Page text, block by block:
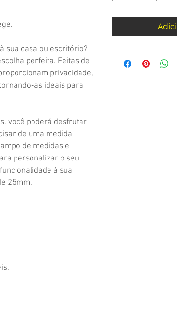
sua casa ou escritório?
perfeita. Feitas de
privacidade,
as ideais para
você poderá desfrutar
de uma medida
de medidas e
personalizar o seu
à sua
25mm.